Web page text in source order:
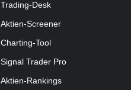
Trading-Desk
Aktien-Screener
Charting-Tool
Signal Trader Pro
Aktien-Rankings